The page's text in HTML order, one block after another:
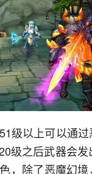
级以上可以通
级之后武器会
，除了恶魔幻